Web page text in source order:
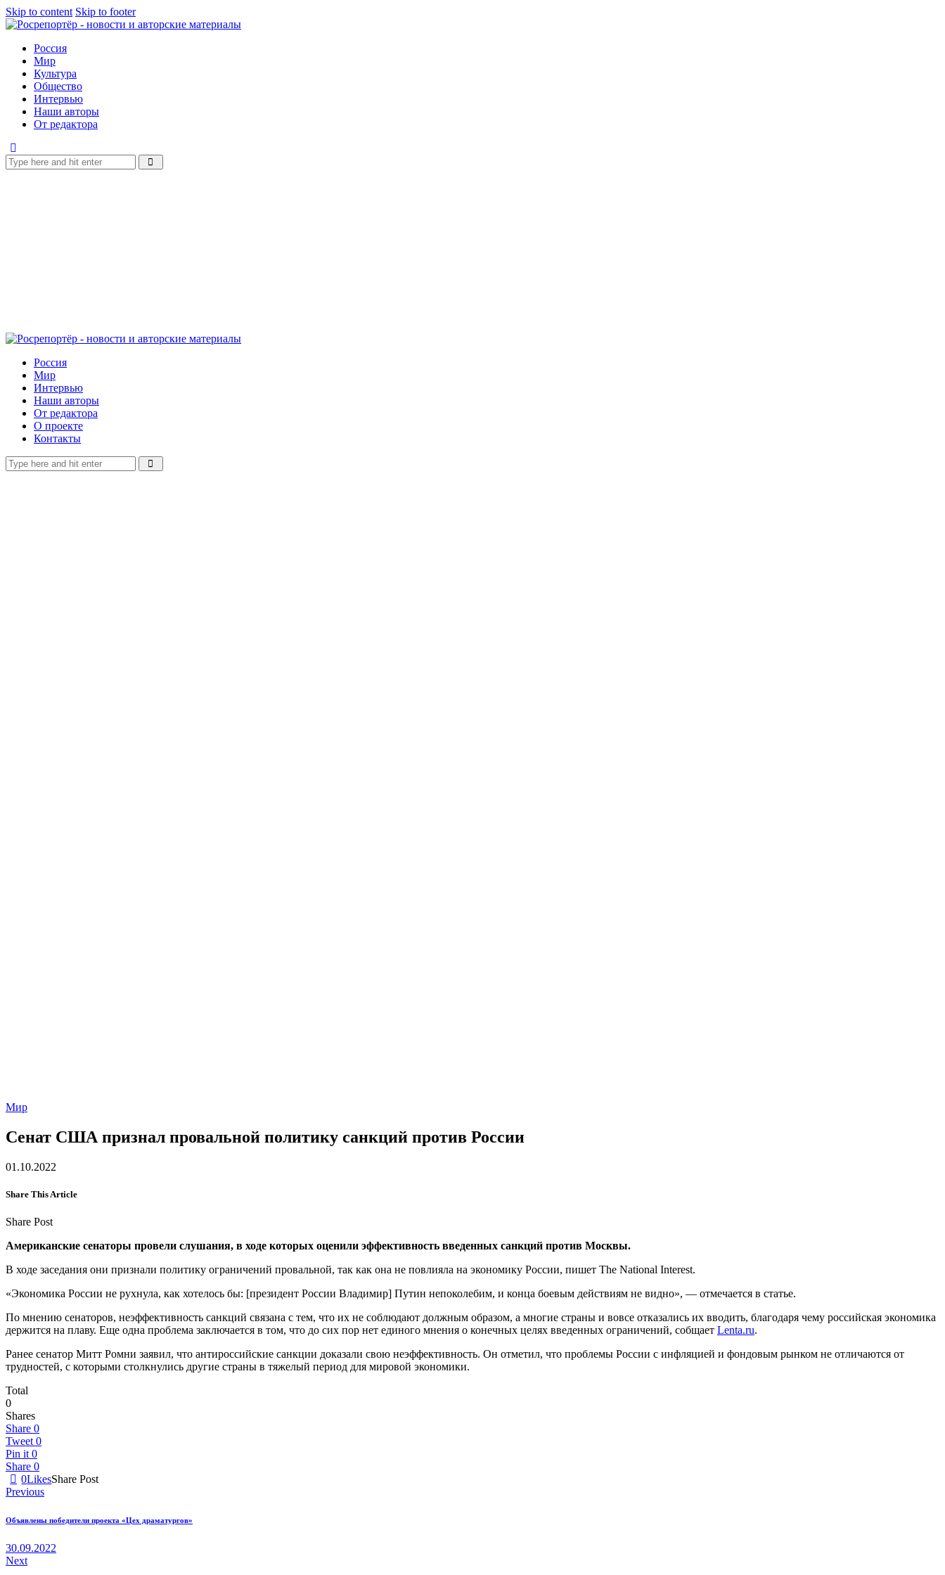
Skip to content Skip to footer
Россия
Мир
Культура
Общество
Интервью
Наши авторы
От редактора
Россия
Мир
Интервью
Наши авторы
От редактора
О проекте
Контакты
Мир
Сенат США признал провальной политику санкций против России
01.10.2022
Share This Article
Share Post
Американские сенаторы провели слушания, в ходе которых оценили эффективность введенных санкций против Москвы.
В ходе заседания они признали политику ограничений провальной, так как она не повлияла на экономику России, пишет The National Interest.
«Экономика России не рухнула, как хотелось бы: [президент России Владимир] Путин непоколебим, и конца боевым действиям не видно», — отмечается в статье.
По мнению сенаторов, неэффективность санкций связана с тем, что их не соблюдают должным образом, а многие страны и вовсе отказались их вводить, благодаря чему российская экономика
держится на плаву. Еще одна проблема заключается в том, что до сих пор нет единого мнения о конечных целях введенных ограничений, собщает Lenta.ru.
Ранее сенатор Митт Ромни заявил, что антироссийские санкции доказали свою неэффективность. Он отметил, что проблемы России с инфляцией и фондовым рынком не отличаются от
трудностей, с которыми столкнулись другие страны в тяжелый период для мировой экономики.
Total
0
Shares
Share 0
Tweet 0
Pin it 0
Share 0
0LikesShare Post
Навигация
по
Previous
Объявлены победители проекта «Цех драматургов»
30.09.2022
Next